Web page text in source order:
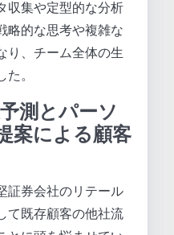
収集や定型的な分析
略的な思考や複雑な
り、チーム全体の生
。
測とパーソ
案による顧客
証券会社のリテール
て既存顧客の他社流